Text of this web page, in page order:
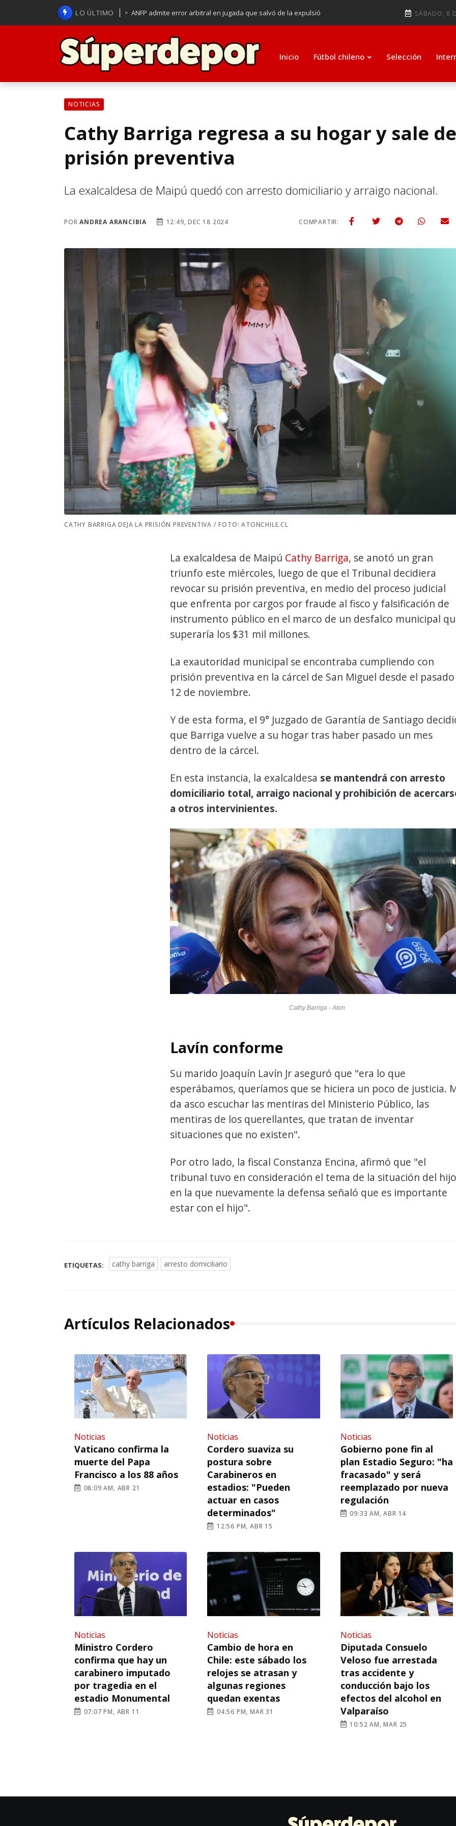
LO ÚLTIMO ANFP admite error arbitral en jugada que salvó de la expulsió
La U se aferra a la esperanza de clasificar a octavos de
Brasil anuncia a Carlo Ancelotti como su nuevo entrenador para
SÁBADO, 8
Inicio Fútbol chileno Selección
NOTICIAS
Cathy Barriga regresa a su hogar y sale de
prisión preventiva
La exalcaldesa de Maipú quedó con arresto domiciliario y arraigo nacional.
PORANDREA ARANCIBIA 12:49, DEC 18 2024 COMPARTIR:
CATHY BARRIGA DEJA LA PRISIÓN PREVENTIVA / FOTO: ATONCHILE.CL
La exalcaldesa de Maipú Cathy Barriga, se anotó un gran
triunfo este miércoles, luego de que el Tribunal decidiera
revocar su prisión preventiva, en medio del proceso judicial
que enfrenta por cargos por fraude al fisco y falsificación de
instrumento público en el marco de un desfalco municipal
superaría los $31 mil millones.
La exautoridad municipal se encontraba cumpliendo con
prisión preventiva en la cárcel de San Miguel desde el pasado
12 de noviembre.
Y de esta forma, el 9° Juzgado de Garantía de Santiago
que Barriga vuelve a su hogar tras haber pasado un mes
dentro de la cárcel.
En esta instancia, la exalcaldesa se mantendrá con arresto
domiciliario total, arraigo nacional y prohibición de
a otros intervinientes.
Cathy Barriga - Aton
Lavín conforme
Su marido Joaquín Lavín Jr aseguró que "era lo que
esperábamos, queríamos que se hiciera un poco de justicia.
da asco escuchar las mentiras del Ministerio Público, las
mentiras de los querellantes, que tratan de inventar
situaciones que no existen".
Por otro lado, la fiscal Constanza Encina, afirmó que "el
tribunal tuvo en consideración el tema de la situación del hijo
en la que nuevamente la defensa señaló que es importante
estar con el hijo".
ETIQUETAS: cathy barriga arresto domiciliario
Artículos Relacionados
Noticias
Vaticano confirma la
muerte del Papa
Francisco a los 88 años
08:09 AM, ABR 21
Noticias
Cordero suaviza su
postura sobre
Carabineros en
estadios: "Pueden
actuar en casos
determinados"
12:56 PM, ABR 15
Noticias
Gobierno pone fin al
plan Estadio Seguro: "ha
fracasado" y será
reemplazado por nueva
regulación
09:33 AM, ABR 14
Noticias
Ministro Cordero
confirma que hay un
carabinero imputado
por tragedia en el
estadio Monumental
07:07 PM, ABR 11
Noticias
Cambio de hora en
Chile: este sábado los
relojes se atrasan y
algunas regiones
quedan exentas
04:56 PM, MAR 31
Noticias
Diputada Consuelo
Veloso fue arrestada
tras accidente y
conducción bajo los
efectos del alcohol en
Valparaíso
10:52 AM, MAR 25